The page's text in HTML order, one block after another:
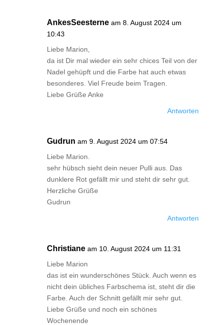
AnkesSeesterne am 8. August 2024 um
10:43
Liebe Marion,
da ist Dir mal wieder ein sehr chices Teil von der
Nadel gehüpft und die Farbe hat auch etwas
besonderes. Viel Freude beim Tragen.
Liebe Grüße Anke
Antworten
Gudrun am 9. August 2024 um 07:54
Liebe Marion.
sehr hübsch sieht dein neuer Pulli aus. Das
dunklere Rot gefällt mir und steht dir sehr gut.
Herzliche Grüße
Gudrun
Antworten
Christiane am 10. August 2024 um 11:31
Liebe Marion
das ist ein wunderschönes Stück. Auch wenn es
nicht dein übliches Farbschema ist, steht dir die
Farbe. Auch der Schnitt gefällt mir sehr gut.
Liebe Grüße und noch ein schönes
Wochenende